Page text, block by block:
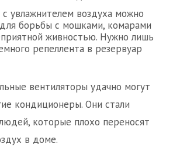
с увлажнителем воздуха можно
борьбы с мошками, комарами
живностью. Нужно лишь
репеллента в резервуар
вентиляторы удачно могут
кондиционеры. Они стали
которые плохо переносят
в доме.